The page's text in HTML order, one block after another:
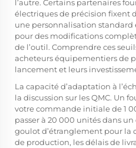
l’autre. Certains partenaires
électriques de précision fixent
une personnalisation standard
pour des modifications
de l’outil. Comprendre ces
acheteurs équipementiers de
lancement et leurs
La capacité d’adaptation à
la discussion sur les QMC. Un
votre commande initiale de 1
passer à 20 000 unités dans
goulot d’étranglement pour la
de production, les délais de